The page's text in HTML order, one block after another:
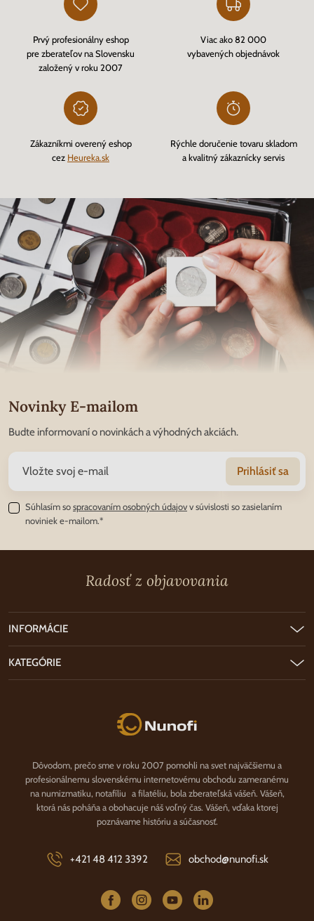
Prvý profesionálny eshop
pre zberateľov na Slovensku
založený v roku 2007
Viac ako 82 000
vybavených objednávok
Zákazníkmi overený eshop
cez Heureka.sk
Rýchle doručenie tovaru skladom
a kvalitný zákaznícky servis
Novinky E-mailom
Budte informovaní o novinkách a výhodných akciách.
Prihlásiť sa
Súhlasím sospracovaním osobných údajovv súvislosti so zasielaním
noviniek e-mailom.*
Radosť z objavovania
Nunofi.sk
Dôvodom, prečo sme v roku 2007 pomohli na svet najväčšiemu a
profesionálnemu slovenskému internetovému obchodu zameranému
na numizmatiku, notafíliu a filatéliu, bola zberateľská vášeň. Vášeň,
ktorá nás poháňa a obohacuje náš voľný čas. Vášeň, vďaka ktorej
poznávame históriu a súčasnosť.
+421 48 412 3392 obchod@nunofi.sk
INFORMÁCIE
KATEGÓRIE